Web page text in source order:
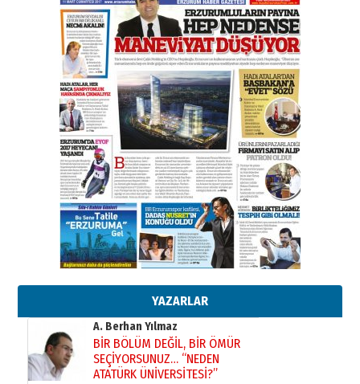
YAZARLAR
Esat BİNDESEN
Başkan Sekmen’den Erzurum’a
bir vizyon proje daha!
02 Ağustos 2026 Pazar
Kadir SABUNCUOĞLU
Erzurumspor’un köşe taşları
29 Haziran 2026 Pazartesi
Kenan GÜLERCİ
Murat Şahsuvaroğlu ERKON’da
çıtayı yukarı taşırken,
yönetimdekiler aşağı
çekmemeli!
17 Şubat 2026 SalıOrhan BOZKURT
Bir fotoğraf, bir şehir, bir
gazeteci… Dizginler kimin
A. Berhan Yılmaz
BİR BÖLÜM DEĞİL, BİR ÖMÜR
SEÇİYORSUNUZ… “NEDEN
ATATÜRK ÜNİVERSİTESİ?”